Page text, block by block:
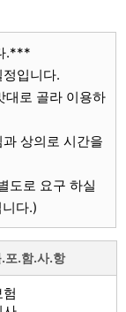
.***
입니다.
대로 골라 이용하
상의로 시간을
도로 요구 하실
다.)
.포.함.사.항